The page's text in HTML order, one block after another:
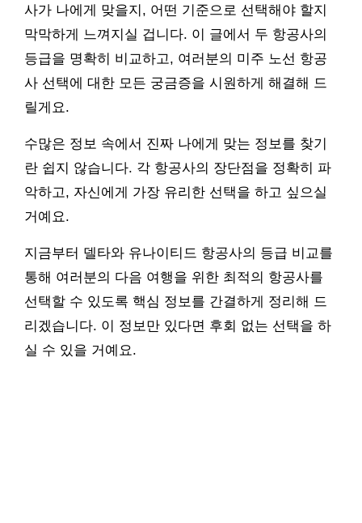
사가 나에게 맞을지, 어떤 기준으로 선택해야 할지
막막하게 느껴지실 겁니다. 이 글에서 두 항공사의
등급을 명확히 비교하고, 여러분의 미주 노선 항공
사 선택에 대한 모든 궁금증을 시원하게 해결해 드
릴게요.
수많은 정보 속에서 진짜 나에게 맞는 정보를 찾기
란 쉽지 않습니다. 각 항공사의 장단점을 정확히 파
악하고, 자신에게 가장 유리한 선택을 하고 싶으실
거예요.
지금부터 델타와 유나이티드 항공사의 등급 비교를
통해 여러분의 다음 여행을 위한 최적의 항공사를
선택할 수 있도록 핵심 정보를 간결하게 정리해 드
리겠습니다. 이 정보만 있다면 후회 없는 선택을 하
실 수 있을 거예요.